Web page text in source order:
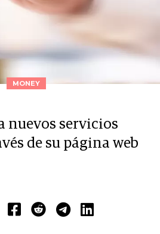
MONEY
nuevos servicios
de su página web